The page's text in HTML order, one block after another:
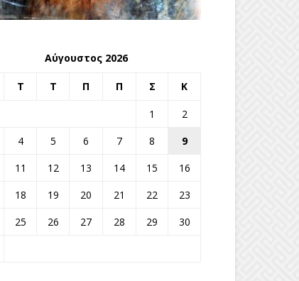
Αύγουστος 2026
Τ Τ Π Π Σ Κ
1
2
4 5 6 7 8
9
11 12 13 14 15
16
18 19 20 21 22
23
25 26 27 28 29
30